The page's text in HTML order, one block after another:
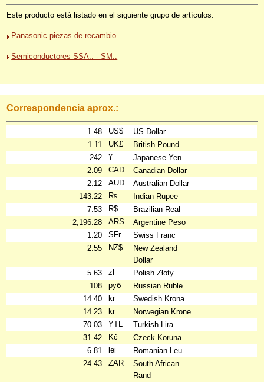
Este producto está listado en el siguiente grupo de artículos:
Panasonic piezas de recambio
Semiconductores SSA.. - SM..
Correspondencia aprox.:
1.48 US$
US Dollar
1.11
UK£
British Pound
242
¥
Japanese Yen
2.09
CAD
Canadian Dollar
2.12
AUD
Australian Dollar
143.22
₨
Indian Rupee
7.53
R$
Brazilian Real
2,196.28
ARS
Argentine Peso
1.20
SFr.
Swiss Franc
2.55
NZ$
New Zealand
Dollar
5.63
zł
Polish Złoty
108
руб
Russian Ruble
14.40
kr
Swedish Krona
14.23
kr
Norwegian Krone
70.03
YTL
Turkish Lira
31.42
Kč
Czeck Koruna
6.81
lei
Romanian Leu
24.43
ZAR
South African
Rand